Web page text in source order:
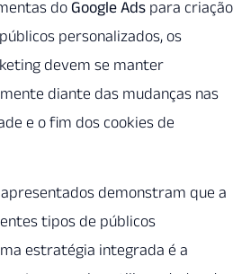
do Google Ads para criação
personalizados, os
devem se manter
diante das mudanças nas
e o fim dos cookies de
apresentados demonstram que a
tipos de públicos
estratégia integrada é a